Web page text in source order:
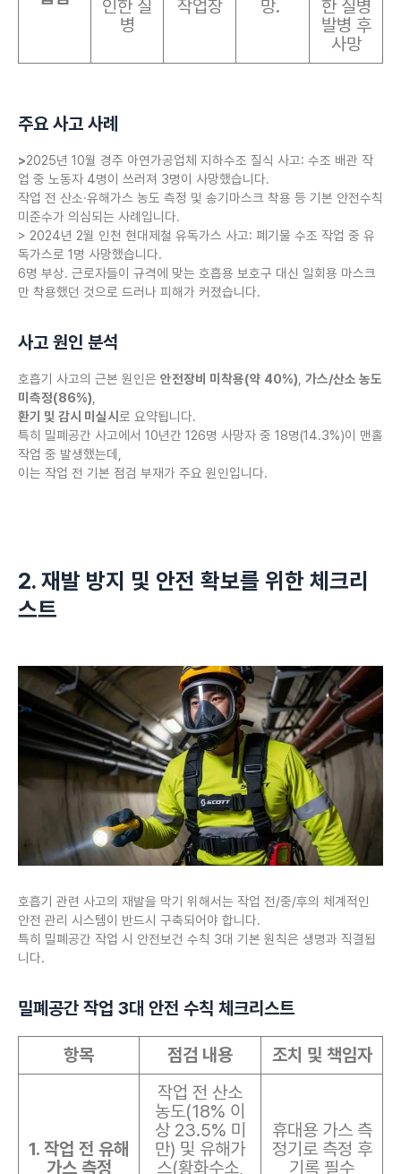
인한 질
병
작업장 망.
한 질병
발병 후
사망
주요 사고 사례
>2025년 10월 경주 아연가공업체 지하수조 질식 사고: 수조 배관 작
업 중 노동자 4명이 쓰러져 3명이 사망했습니다.
작업 전 산소·유해가스 농도 측정 및 송기마스크 착용 등 기본 안전수칙
미준수가 의심되는 사례입니다.
> 2024년 2월 인천 현대제철 유독가스 사고: 폐기물 수조 작업 중 유
독가스로 1명 사망했습니다.
6명 부상. 근로자들이 규격에 맞는 호흡용 보호구 대신 일회용 마스크
만 착용했던 것으로 드러나 피해가 커졌습니다.
사고 원인 분석
호흡기 사고의 근본 원인은 안전장비 미착용(약 40%), 가스/산소 농도
미측정(86%),
환기 및 감시 미실시 로 요약됩니다.
특히 밀폐공간 사고에서 10년간 126명 사망자 중 18명(14.3%)이 맨홀
작업 중 발생했는데,
이는 작업 전 기본 점검 부재가 주요 원인입니다.
2. 재발 방지 및 안전 확보를 위한 체크리
스트
호흡기 관련 사고의 재발을 막기 위해서는 작업 전/중/후의 체계적인
안전 관리 시스템이 반드시 구축되어야 합니다.
특히 밀폐공간 작업 시 안전보건 수칙 3대 기본 원칙은 생명과 직결됩
니다.
밀폐공간 작업 3대 안전 수칙 체크리스트
항목 점검 내용 조치 및 책임자
1. 작업 전 유해
가스 측정
작업 전 산소
농도(18% 이
상 23.5% 미
만) 및 유해가
스(황화수소,
휴대용 가스 측
정기로 측정 후
기록 필수